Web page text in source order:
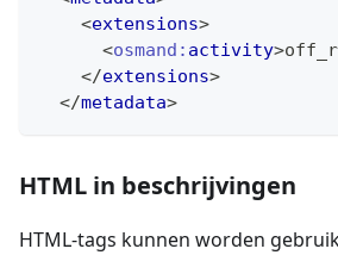
<extensions>
<osmand: activity>
</extensions>
</metadata>
HTML in beschrijvingen
HTML-tags kunnen worden